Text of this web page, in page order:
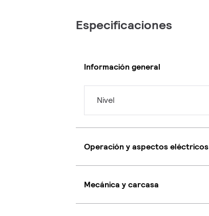
Especificaciones
Información general
Nivel
Operación y aspectos eléctricos
Mecánica y carcasa